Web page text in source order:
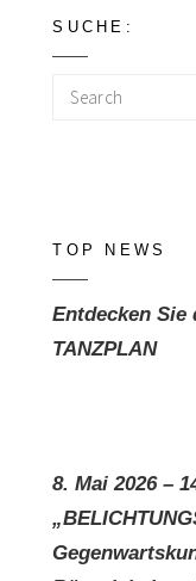
SUCHE:
Search
TOP NEWS
Entdecken Sie
TANZPLAN
8. Mai 2026 –